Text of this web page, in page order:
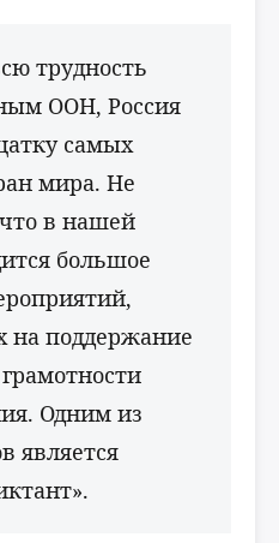
трудность
ООН, Россия
самых
мира. Не
в нашей
большое
на поддержание
Одним из
является